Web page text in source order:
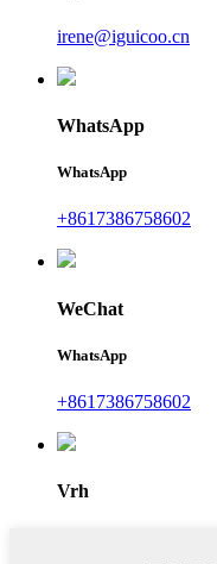
irene@iguicoo.cn
WhatsApp
WhatsApp
+8617386758602
WeChat
WhatsApp
+8617386758602
Vrh